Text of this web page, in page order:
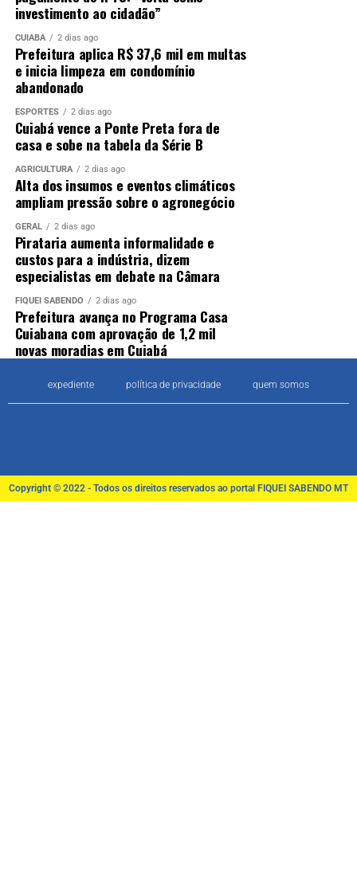
investimento ao cidadão”
CUIABÁ 2 dias ago
Prefeitura aplica R$ 37,6 mil em multas
e inicia limpeza em condomínio
abandonado
ESPORTES 2 dias ago
Cuiabá vence a Ponte Preta fora de
casa e sobe na tabela da Série B
AGRICULTURA 2 dias ago
Alta dos insumos e eventos climáticos
ampliam pressão sobre o agronegócio
GERAL 2 dias ago
Pirataria aumenta informalidade e
custos para a indústria, dizem
especialistas em debate na Câmara
FIQUEI SABENDO 2 dias ago
Prefeitura avança no Programa Casa
Cuiabana com aprovação de 1,2 mil
novas moradias em Cuiabá
expediente política de privacidade quem somos
Copyright © 2022 - Todos os direitos reservados ao portal FIQUEI SABENDO MT